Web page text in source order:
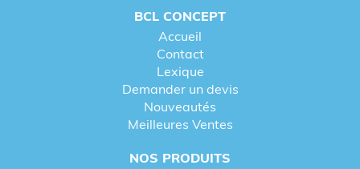
BCL CONCEPT
Accueil
Contact
Lexique
Demander un devis
Nouveautés
Meilleures Ventes
NOS PRODUITS